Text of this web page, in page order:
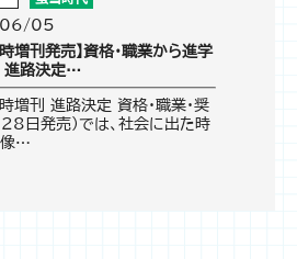
06/05
増刊発売】資格・職業から進学
進路決定…
増刊 進路決定 資格・職業・奨
28日発売）では、社会に出た時
像…